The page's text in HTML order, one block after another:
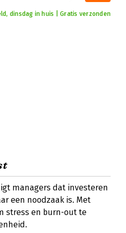
dinsdag in huis | Gratis verzonden
managers dat investeren
een noodzaak is. Met
stress en burn-out te